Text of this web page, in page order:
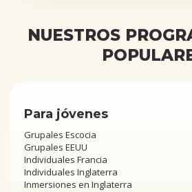
NUESTROS
Para jóvenes
Grupales Escocia
Grupales EEUU
Individuales Francia
Individuales Inglaterra
Inmersiones en Inglaterra